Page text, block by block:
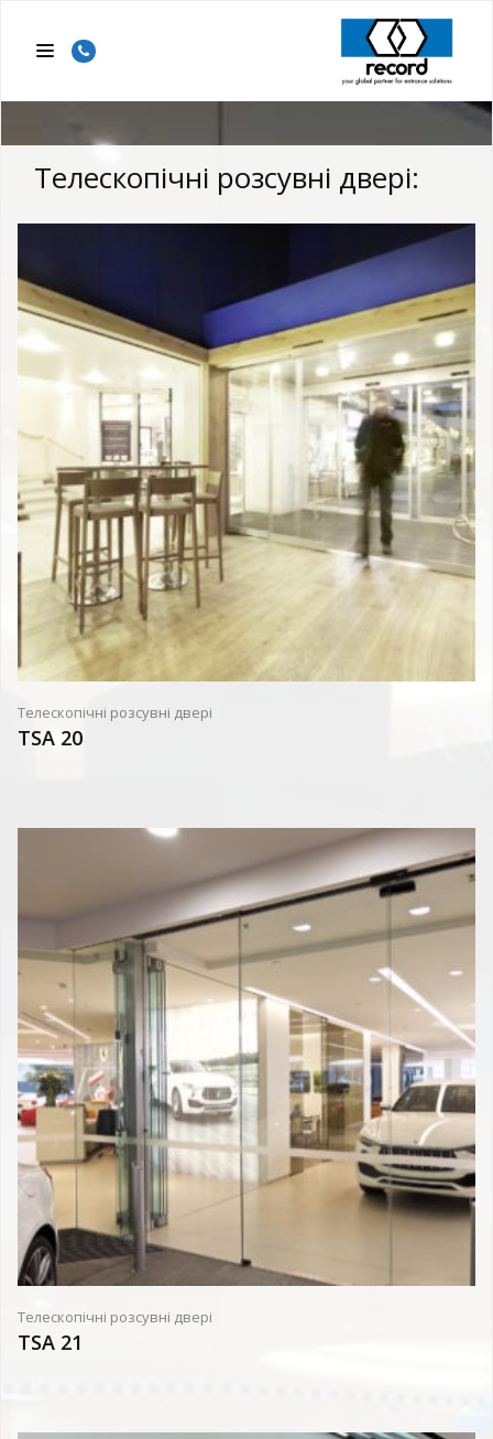
Телескопічні розсувні двері:
Телескопічні розсувні двері
TSA 20
Телескопічні розсувні двері
TSA 21